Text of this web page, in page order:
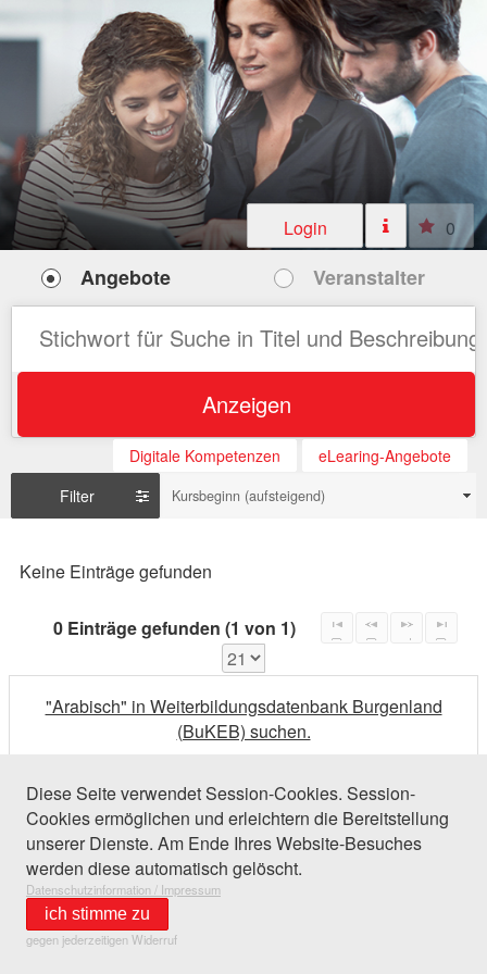
Login 0
Angebote Veranstalter
Anzeigen
Digitale Kompetenzen
eLearing-Angebote
Filter
Kursbeginn (aufsteigend)
Keine Einträge gefunden
0 Einträge gefunden (1 von 1)
"Arabisch" in Weiterbildungsdatenbank Burgenland
(BuKEB) suchen.
Diese Seite verwendet Session-Cookies. Session-
Cookies ermöglichen und erleichtern die Bereitstellung
unserer Dienste. Am Ende Ihres Website-Besuches
werden diese automatisch gelöscht.
Datenschutzinformation / Impressum
ich stimme zu
gegen jederzeitigen Widerruf